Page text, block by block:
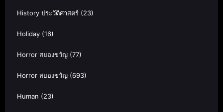
History ประวัติศาสตร์ (23)
Holiday (16)
Horror สยองขวัญ (77)
Horror สยองขวัญ (693)
Human (23)